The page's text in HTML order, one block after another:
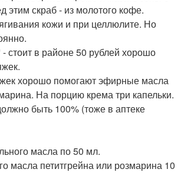
этим скраб - из молотого кофе.
кожи и при целлюлите. Но
стоит в районе 50 рублей хорошо
хорошо помогают эфирные масла
На порцию крема три капельки.
быть 100% (тоже в аптеке
масла по 50 мл.
масла петитгрейна или розмарина 10